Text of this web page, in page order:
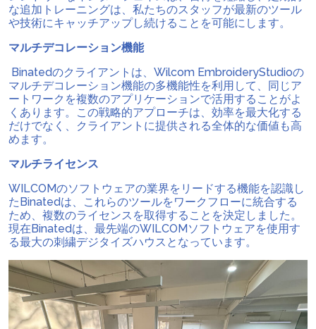
な追加トレーニングは、私たちのスタッフが最新のツール
や技術にキャッチアップし続けることを可能にします。
マルチデコレーション機能
Binatedのクライアントは、Wilcom EmbroideryStudioの
マルチデコレーション機能の多機能性を利用して、同じア
ートワークを複数のアプリケーションで活用することがよ
くあります。この戦略的アプローチは、効率を最大化する
だけでなく、クライアントに提供される全体的な価値も高
めます。
マルチライセンス
WILCOMのソフトウェアの業界をリードする機能を認識し
たBinatedは、これらのツールをワークフローに統合する
ため、複数のライセンスを取得することを決定しました。
現在Binatedは、最先端のWILCOMソフトウェアを使用す
る最大の刺繍デジタイズハウスとなっています。